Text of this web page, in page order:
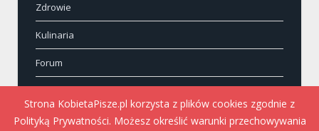
Strona KobietaPisze.pl korzysta z plików cookies zgodnie z
Polityką Prywatności. Możesz określić warunki przechowywania
Zdrowie
Kulinaria
Forum